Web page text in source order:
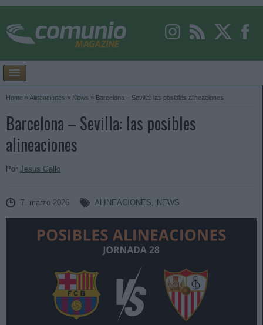
Home »Alineaciones » News » Barcelona – Sevilla: las posibles alineaciones
Barcelona – Sevilla: las posibles
alineaciones
Por Jesus Gallo
7. marzo 2026 ALINEACIONES, NEWS